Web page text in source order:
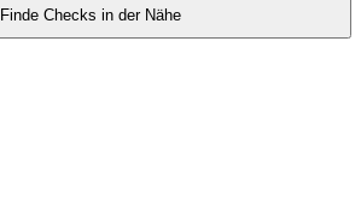
Finde Checks in der Nähe